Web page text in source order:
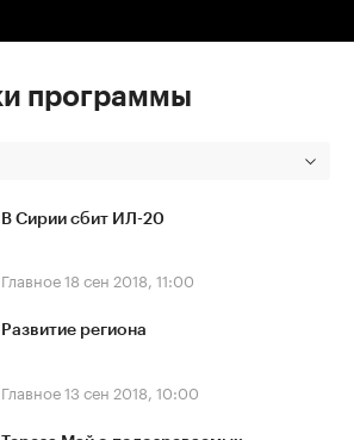
программы
В Сирии сбит ИЛ-20
Главное18 сен 2018, 11:00
Развитие региона
Главное13 сен 2018, 10:00